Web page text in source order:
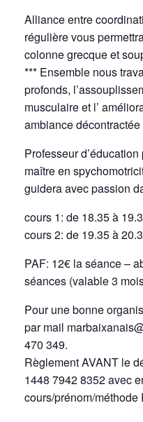
Alliance entre
régulière vous
colonne grecque et
*** Ensemble nous
profonds,
musculaire et l’
ambiance
Professeur
maître en
guidera avec passion
cours 1: de 18.35 à
cours 2: de 19.35 à
PAF: 12€ la séance –
séances (valable 3
Pour une bonne
par mail
470 349.
Règlement AVANT le
1448 7942 8352 avec
cours/prénom/méthode